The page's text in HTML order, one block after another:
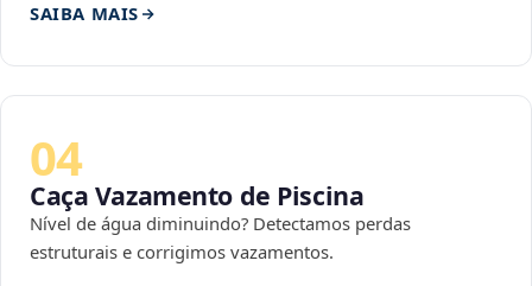
SAIBA MAIS
04
Caça Vazamento de Piscina
Nível de água diminuindo? Detectamos perdas
estruturais e corrigimos vazamentos.